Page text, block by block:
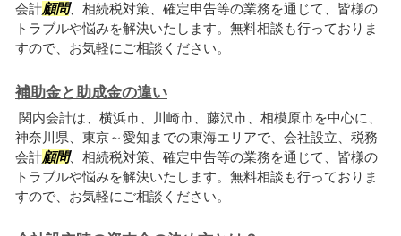
会計顧問、相続税対策、確定申告等の業務を通じて、皆様の
トラブルや悩みを解決いたします。無料相談も行っておりま
すので、お気軽にご相談ください。
補助金と助成金の違い
関内会計は、横浜市、川崎市、藤沢市、相模原市を中心に、
神奈川県、東京～愛知までの東海エリアで、会社設立、税務
会計顧問、相続税対策、確定申告等の業務を通じて、皆様の
トラブルや悩みを解決いたします。無料相談も行っておりま
すので、お気軽にご相談ください。